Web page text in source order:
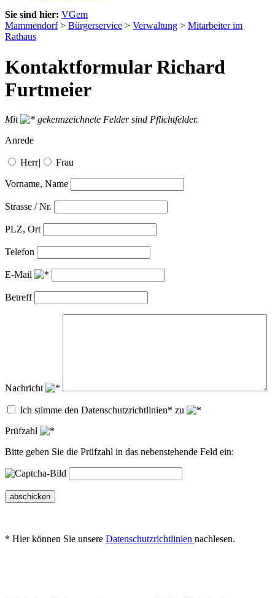
Sie sind hier: VGem
Mammendorf> Bürgerservice > Verwaltung > Mitarbeiter im
Rathaus
Kontaktformular Richard
Furtmeier
Mit
gekennzeichnete Felder sind Pflichtfelder.
Anrede
Herr| Frau
Vorname, Name
Strasse / Nr.
PLZ, Ort
Telefon
E-Mail
Betreff
Nachricht
Ich stimme den Datenschutzrichtlinien* zu
Prüfzahl
Bitte geben Sie die Prüfzahl in das nebenstehende Feld ein:
abschicken
* Hier können Sie unsere Datenschutzrichtlinien nachlesen.